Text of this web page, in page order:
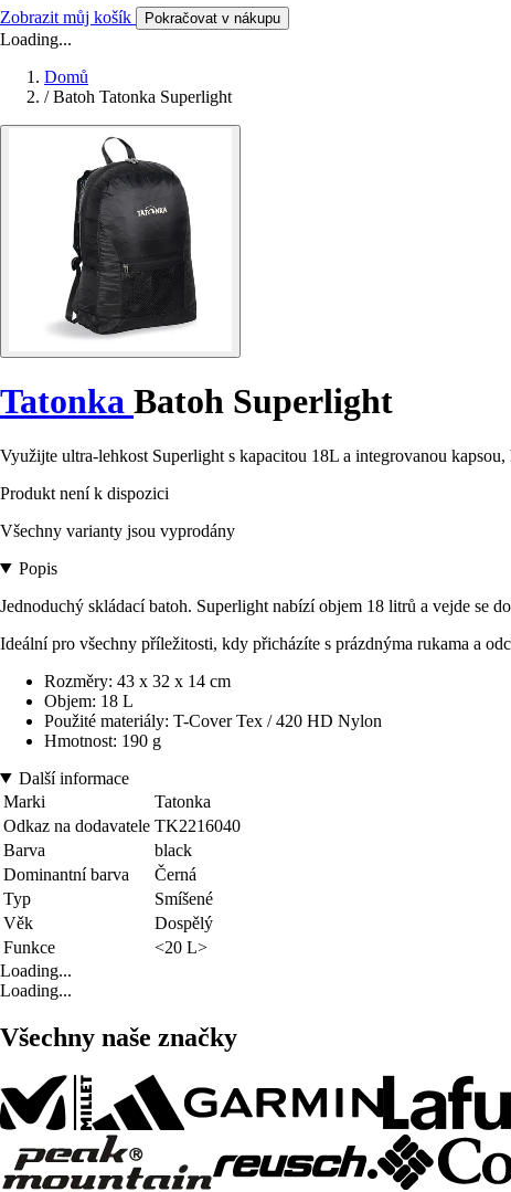
Zobrazit můj košík Pokračovat v nákupu
Loading...
Domů
/ Batoh Tatonka Superlight
Tatonka Batoh Superlight
Využijte ultra-lehkost Superlight s kapacitou 18L a integrovanou
Produkt není k dispozici
Všechny varianty jsou vyprodány
Popis
Jednoduchý skládací batoh. Superlight nabízí objem 18 litrů a vejde se
Ideální pro všechny příležitosti, kdy přicházíte s prázdnýma rukama a
Rozměry: 43 x 32 x 14 cm
Objem: 18 L
Použité materiály: T-Cover Tex / 420 HD Nylon
Hmotnost: 190 g
Další informace
Marki
Tatonka
Odkaz na dodavatele TK2216040
Barva
black
Dominantní barva
Černá
Typ
Smíšené
Věk
Dospělý
Funkce
<20 L>
Loading...
Loading...
Všechny naše značky